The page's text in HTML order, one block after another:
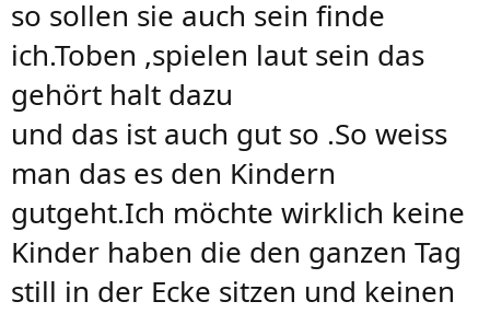
so sollen sie auch sein finde
ich.Toben ,spielen laut sein das
gehört halt dazu
und das ist auch gut so .So weiss
man das es den Kindern
gutgeht.Ich möchte wirklich keine
Kinder haben die den ganzen Tag
still in der Ecke sitzen und keinen